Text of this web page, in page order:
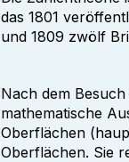
das 1801
und 1809 zwölf
Nach dem
mathematische
Oberflächen
Oberflächen. Sie